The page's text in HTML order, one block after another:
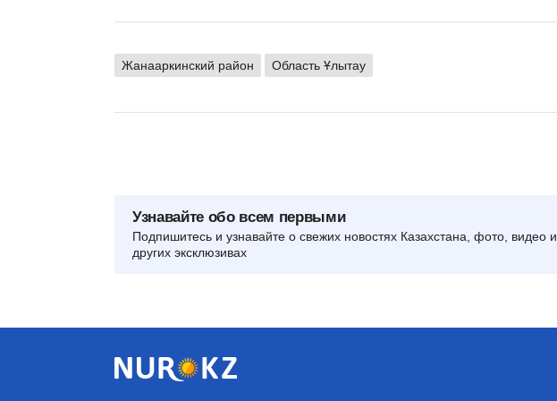
Жанааркинский район Область Ұлытау
Узнавайте обо всем первыми
Подпишитесь и узнавайте о свежих новостях Казахстана, фото, видео и
других эксклюзивах